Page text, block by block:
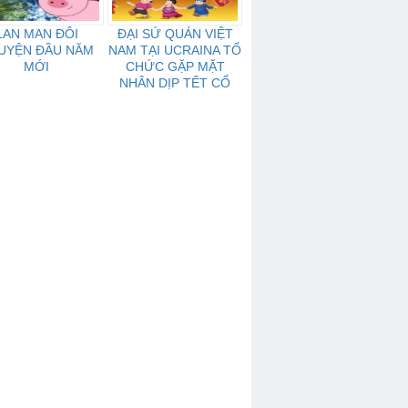
MAN ĐÔI
ĐẦU NĂM
MỚI
ĐẠI SỨ QUÁN VIỆT
NAM TẠI UCRAINA TỔ
CHỨC GẶP MẶT
NHÂN DỊP TẾT CỔ